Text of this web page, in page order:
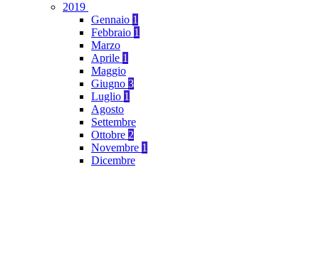
2019
Gennaio 1
Febbraio 1
Marzo
Aprile 1
Maggio
Giugno 3
Luglio 1
Agosto
Settembre
Ottobre 2
Novembre 1
Dicembre